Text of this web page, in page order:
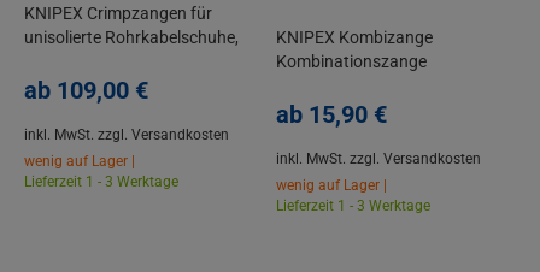
KNIPEX Crimpzangen für
unisolierte Rohrkabelschuhe,
ab 109,00 €
inkl. MwSt. zzgl. Versandkosten
wenig auf Lager |
Lieferzeit 1 - 3 Werktage
KNIPEX Kombizange
Kombinationszange
Mehrkomponenten-Hüllen
ab 15,90 €
inkl. MwSt. zzgl. Versandkosten
wenig auf Lager |
Lieferzeit 1 - 3 Werktage